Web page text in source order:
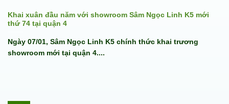
Khai xuân đầu năm với showroom Sâm Ngọc Linh K5 mới
thứ 74 tại quận 4
Ngày 07/01, Sâm Ngọc Linh K5 chính thức khai trương
showroom mới tại quận 4....